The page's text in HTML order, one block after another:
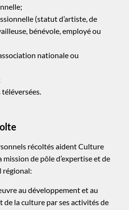
(statut d’artiste, de
bénévole, employé ou
nationale ou
récoltés aident Culture
de pôle d’expertise et de
régional:
au développement et au
de la culture par ses activités de